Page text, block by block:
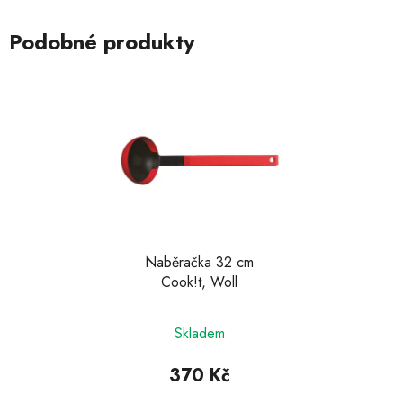
Podobné produkty
Naběračka 32 cm
Cook!t, Woll
hodnocení
produktu
Skladem
370 Kč